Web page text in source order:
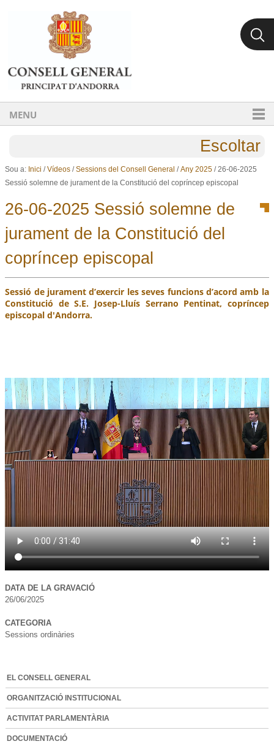
Ves al contingut.
Salta a la navegació
MENU
Escoltar
Sou a: Inici /Vídeos /Sessions del Consell General /Any 2025 /26-06-2025
Sessió solemne de jurament de la Constitució del copríncep episcopal
26-06-2025 Sessió solemne de
jurament de la Constitució del
copríncep episcopal
Sessió de jurament d’exercir les seves funcions d’acord amb la
Constitució de S.E. Josep-Lluís Serrano Pentinat, copríncep
episcopal d'Andorra.
DATA DE LA GRAVACIÓ
26/06/2025
CATEGORIA
Sessions ordinàries
EL CONSELL GENERAL
ORGANITZACIÓ INSTITUCIONAL
ACTIVITAT PARLAMENTÀRIA
DOCUMENTACIÓ